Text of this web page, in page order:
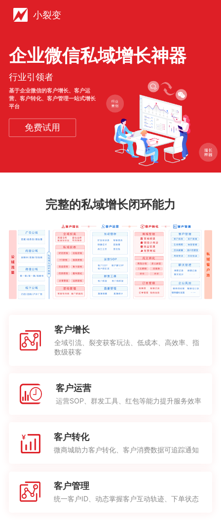
小裂变
企业微信私域增长神器
行业引领者
基于企业微信的客户增长、客户运
营、客户转化、客户管理一站式增长
平台
免费试用
完整的私域增长闭环能力
客户增长
全域引流、裂变获客玩法、低成本、高效率、指
数级获客
客户运营
运营SOP、群发工具、红包等能力提升服务效率
客户转化
微商城助力客户转化、客户消费数据可追踪通知
客户管理
统一客户ID、动态掌握客户互动轨迹、下单状态